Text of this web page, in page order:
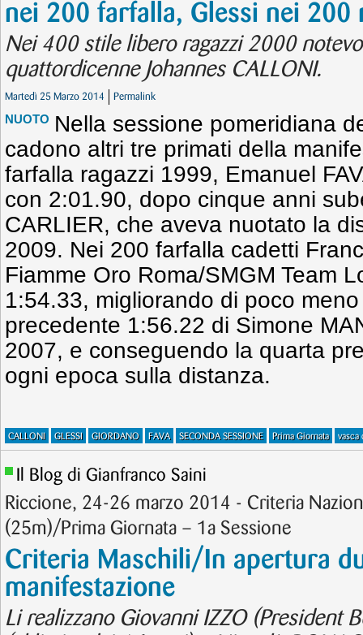
nei 200 farfalla, Glessi nei 200
Nei 400 stile libero ragazzi 2000
quattordicenne Johannes CALLONI.
Martedì 25 Marzo 2014 Permalink
NUOTO Nella sessione pomeridiana
cadono altri tre primati della
farfalla ragazzi 1999, Emanuel
con 2:01.90, dopo cinque anni
CARLIER, che aveva nuotato la
2009. Nei 200 farfalla cadetti
Fiamme Oro Roma/SMGM Team
1:54.33, migliorando di poco
precedente 1:56.22 di Simone
2007, e conseguendo la quarta
ogni epoca sulla distanza.
CALLONI GLESSI GIORDANO FAVA SECONDA SESSIONE Prima Giornata vasca
Il Blog di Gianfranco Saini
Riccione, 24-26 marzo 2014 - Criteria
(25m)/Prima Giornata – 1a Sessione
Criteria Maschili/In apertura
manifestazione
Li realizzano Giovanni IZZO (President